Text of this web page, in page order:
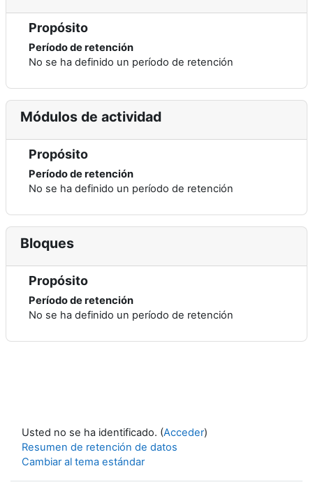
Propósito
Período de retención
No se ha definido un período de retención
Módulos de actividad
Propósito
Período de retención
No se ha definido un período de retención
Bloques
Propósito
Período de retención
No se ha definido un período de retención
Usted no se ha identificado. (Acceder)
Resumen de retención de datos
Cambiar al tema estándar